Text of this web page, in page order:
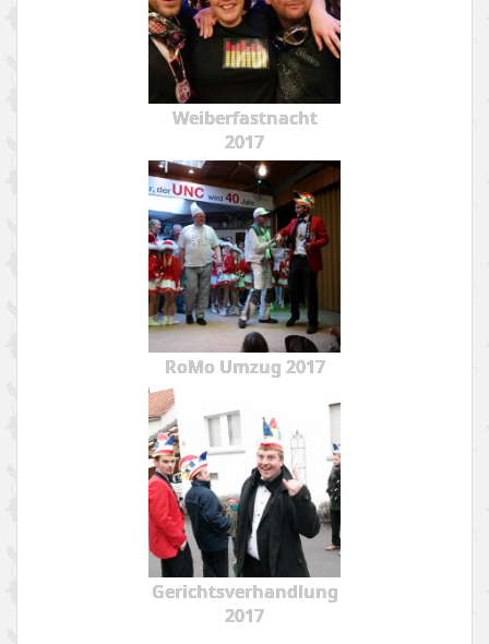
Weiberfastnacht
2017
RoMo Umzug 2017
Gerichtsverhandlung
2017